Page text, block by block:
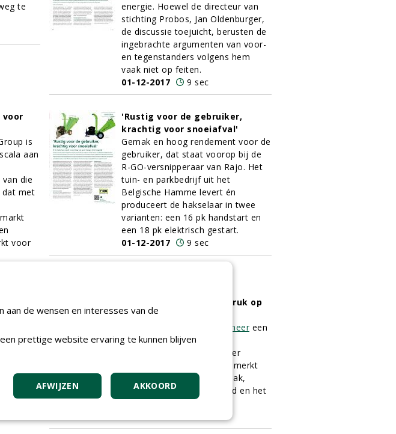
te
energie. Hoewel de directeur van
stichting Probos, Jan Oldenburger,
de discussie toejuicht, berusten de
ingebrachte argumenten van voor-
en tegenstanders volgens hem
vaak niet op feiten.
01-12-2017
9 sec
voor
is
aan
die
dat met
voor
'Rustig voor de gebruiker,
krachtig voor snoeiafval'
Gemak en hoog rendement voor de
gebruiker, dat staat voorop bij de
R-GO-versnipperaar van Rajo. Het
tuin- en parkbedrijf uit het
Belgische Hamme levert én
produceert de hakselaar in twee
varianten: een 16 pk handstart en
een 18 pk elektrisch gestart.
01-12-2017
9 sec
een
Versnipperen met een druk op
de knop
Vermeereen
hakselaar speciaal voor de
Europese markt: de Vermeer
BC190XL. De BC190XL kenmerkt
zich door zijn gebruiksgemak,
minimaal routineonderhoud en het
efficiënte invoersysteem.
de wensen en interesses van de
prettige website ervaring te kunnen blijven
AKKOORD
AFWIJZEN